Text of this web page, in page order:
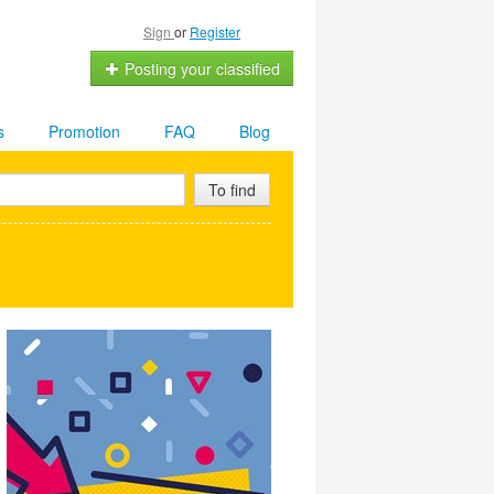
Sign or Register
Posting your classified
Blog
FAQ
Promotion
To find